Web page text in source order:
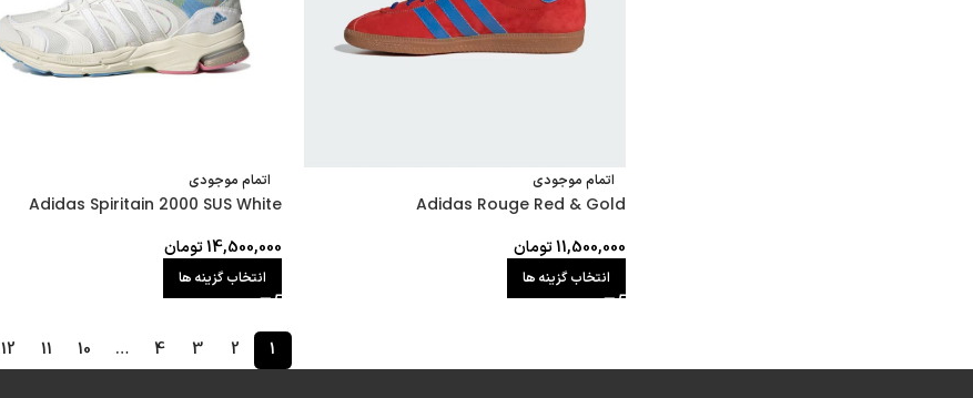
اتمام موجودی
Adidas Rouge Red & Gold
11,500,000تومان
انتخاب گزینه ها
اتمام موجودی
Adidas Spiritain 2000 SUS White
14,500,000تومان
انتخاب گزینه ها
1
2
3
4
…
10
11
12